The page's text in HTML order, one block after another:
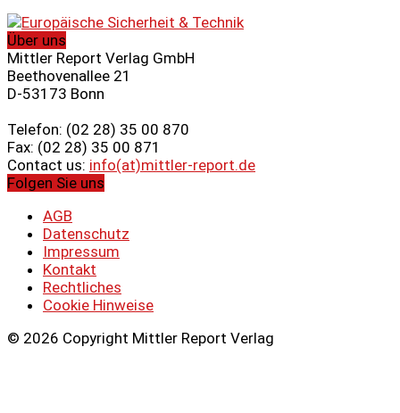
Über uns
Mittler Report Verlag GmbH
Beethovenallee 21
D-53173 Bonn
Telefon: (02 28) 35 00 870
Fax: (02 28) 35 00 871
Contact us: info(at)mittler-report.de
Folgen Sie uns
AGB
Datenschutz
Impressum
Kontakt
Rechtliches
Cookie Hinweise
© 2026 Copyright Mittler Report Verlag